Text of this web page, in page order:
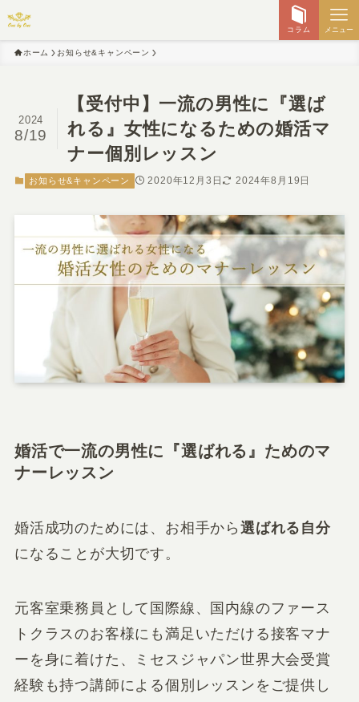
コラム メニュー
ホーム お知らせ&キャンペーン
【受付中】一流の男性に『選ば
れる』女性になるための婚活マ
ナー個別レッスン
2024
8/19
お知らせ&キャンペーン 2020年12月3日 2024年8月19日
婚活で一流の男性に『選ばれる』ためのマ
ナーレッスン
婚活成功のためには、お相手から選ばれる自分
になることが大切です。
元客室乗務員として国際線、国内線のファース
トクラスのお客様にも満足いただける接客マナ
ーを身に着けた、ミセスジャパン世界大会受賞
経験も持つ講師による個別レッスンをご提供し